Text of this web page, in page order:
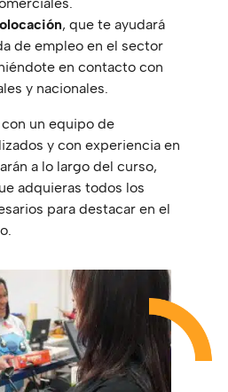
, que te ayudará
de empleo en el sector
en contacto con
y nacionales.
un equipo de
y con experiencia en
a lo largo del curso,
adquieras todos los
para destacar en el